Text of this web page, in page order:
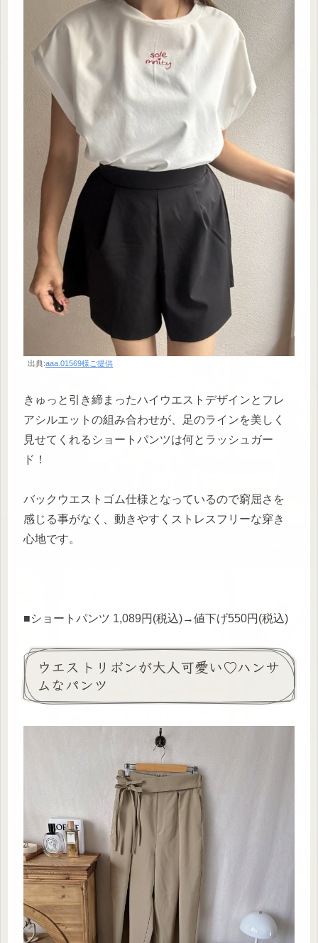
出典:aaa.01569様ご提供
きゅっと引き締まったハイウエストデザインとフレ
アシルエットの組み合わせが、足のラインを美しく
見せてくれるショートパンツは何とラッシュガー
ド！
バックウエストゴム仕様となっているので窮屈さを
感じる事がなく、動きやすくストレスフリーな穿き
心地です。
■ショートパンツ 1,089円(税込)→値下げ550円(税込)
ウエストリボンが大人可愛い♡ハンサ
ムなパンツ